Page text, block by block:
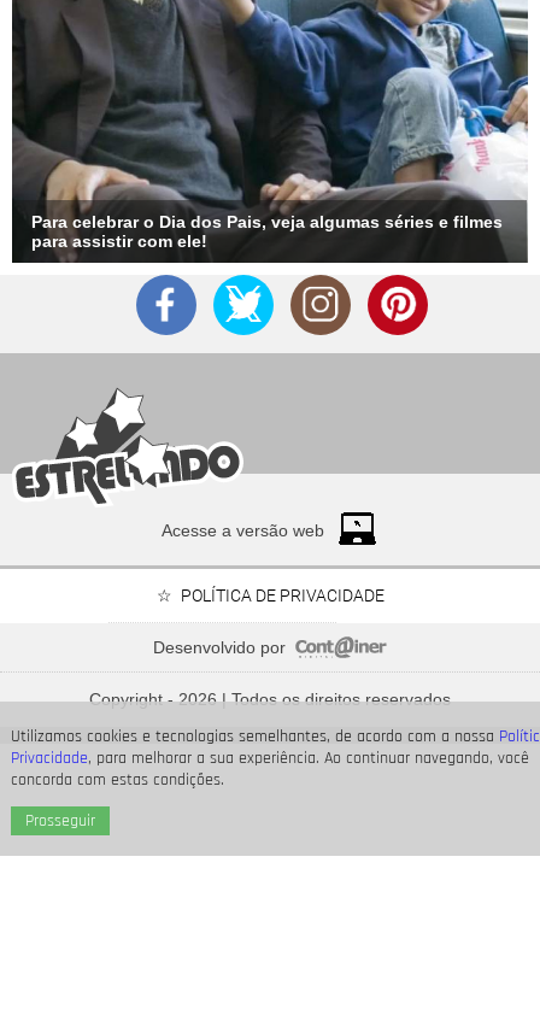
Utilizamos cookies e tecnologias semelhantes, de acordo com a nossa
Privacidade, para melhorar a sua experiência. Ao continuar navegando, você
concorda com estas condições.
Prosseguir
Para celebrar o Dia dos Pais, veja algumas séries e filmes
para assistir com ele!
que passarão o Dia dos Pais à espera de seus bebês
Acesse a versão web
POLÍTICA DE PRIVACIDADE
Desenvolvido por
Copyright - 2026 | Todos os direitos reservados